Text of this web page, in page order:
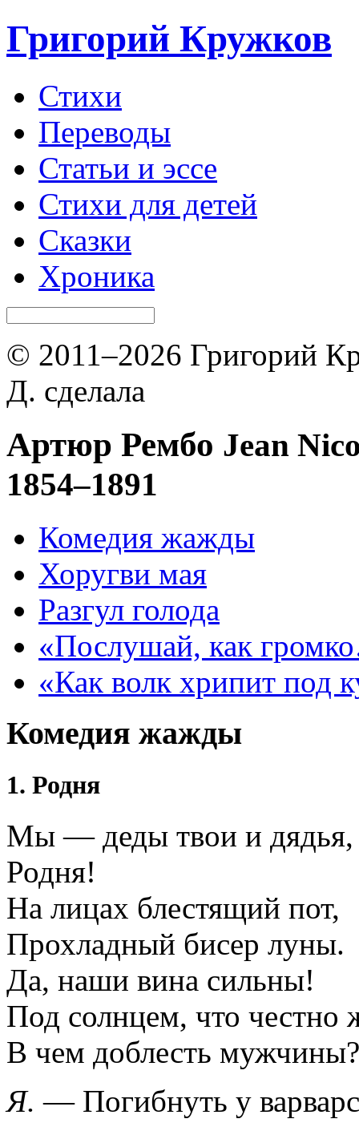
Григорий Кружков
Стихи
Переводы
Статьи и эссе
Стихи для детей
Сказки
Хроника
© 2011–2026 Григорий
Д. сделала
Артюр Рембо Jean
1854–1891
Комедия жажды
Хоругви мая
Разгул голода
«Послушай, как
«Как волк хрипит под
Комедия жажды
1. Родня
Мы — деды твои и дядья,
Родня!
На лицах блестящий пот,
Прохладный бисер луны.
Да, наши вина сильны!
Под солнцем, что честно
В чем доблесть
Я. — Погибнуть у